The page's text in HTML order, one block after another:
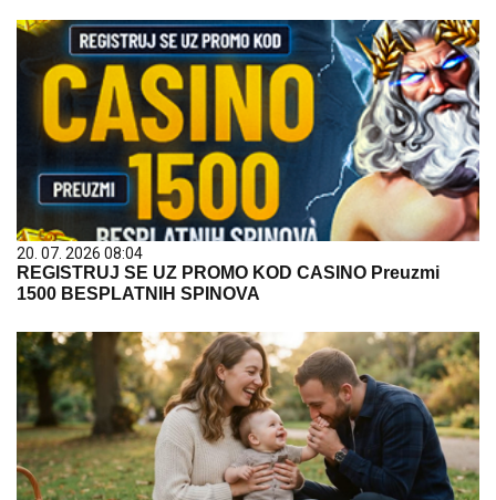
20. 07. 2026 08:04
REGISTRUJ SE UZ PROMO KOD CASINO Preuzmi
1500 BESPLATNIH SPINOVA